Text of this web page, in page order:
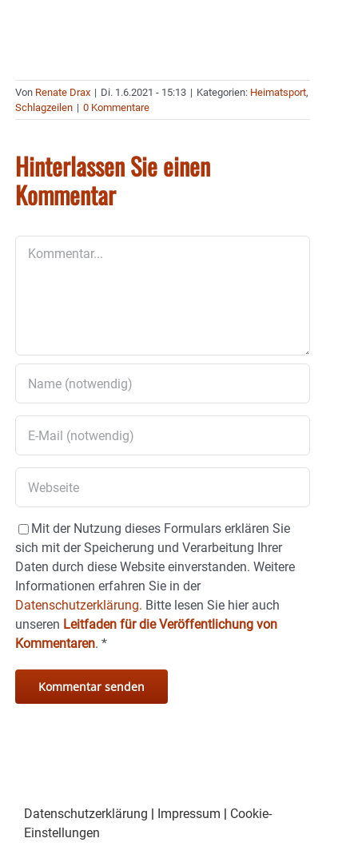
Von Renate Drax | Di. 1.6.2021 - 15:13 | Kategorien: Heimatsport,
Schlagzeilen | 0 Kommentare
Hinterlassen Sie einen
Kommentar
Mit der Nutzung dieses Formulars erklären Sie
sich mit der Speicherung und Verarbeitung Ihrer
Daten durch diese Website einverstanden. Weitere
Informationen erfahren Sie in der
Datenschutzerklärung. Bitte lesen Sie hier auch
unseren Leitfaden für die Veröffentlichung von
Kommentaren. *
Datenschutzerklärung | Impressum | Cookie-
Einstellungen